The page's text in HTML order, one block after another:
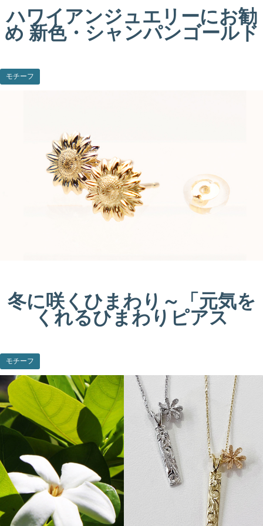
ハワイアンジュエリーにお勧
め 新色・シャンパンゴールド
モチーフ
冬に咲くひまわり～「元気を
くれるひまわりピアス
モチーフ